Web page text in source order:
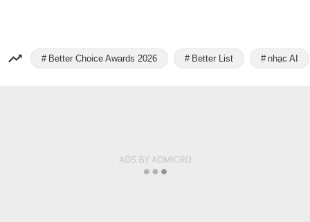
Better Choice Awards 2026 Better List nhạc AI